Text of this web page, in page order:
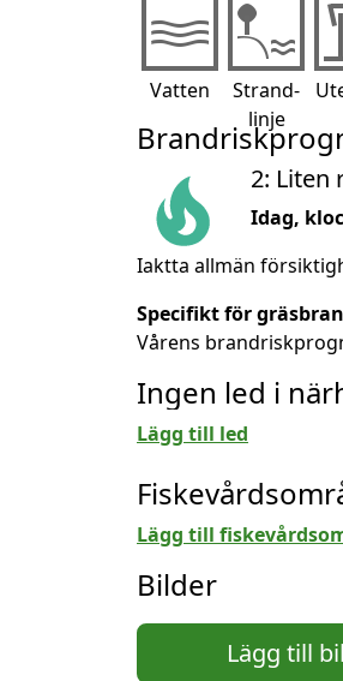
Vatten
Strand-
linje
2: Liten
Idag,
Iaktta allmän
Specifikt för
Vårens
Ingen led i
Lägg till led
Lägg till
Bilder
Lägg till